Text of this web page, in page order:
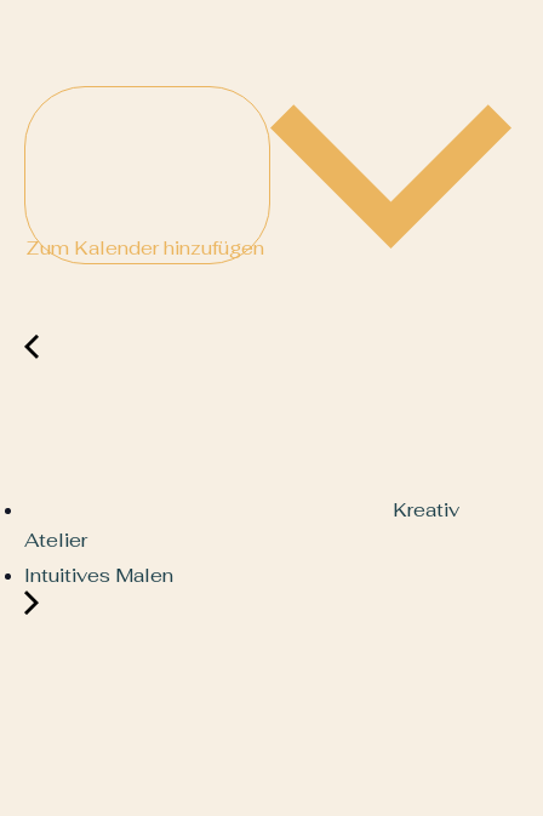
Zum Kalender hinzufügen
Kreativ
Atelier
Intuitives Malen